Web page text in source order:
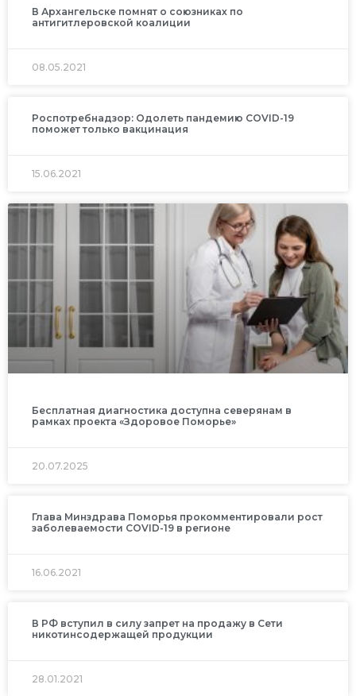
В Архангельске помнят о союзниках по
антигитлеровской коалиции
08.05.2021
Роспотребнадзор: Одолеть пандемию COVID-19
поможет только вакцинация
15.06.2021
Бесплатная диагностика доступна северянам в
рамках проекта «Здоровое Поморье»
20.07.2025
Глава Минздрава Поморья прокомментировали рост
заболеваемости COVID-19 в регионе
16.06.2021
В РФ вступил в силу запрет на продажу в Сети
никотинсодержащей продукции
28.01.2021